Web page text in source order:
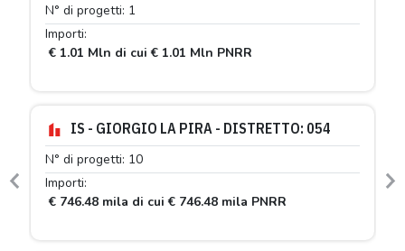
N° di progetti: 1
Importi:
€ 1.01 Mln di cui € 1.01 Mln PNRR
IS - GIORGIO LA PIRA - DISTRETTO: 054
N° di progetti: 10
Importi:
€ 746.48 mila di cui € 746.48 mila PNRR
Previous